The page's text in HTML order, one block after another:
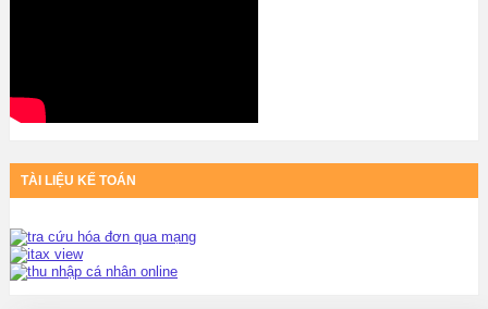
TÀI LIỆU KẾ TOÁN